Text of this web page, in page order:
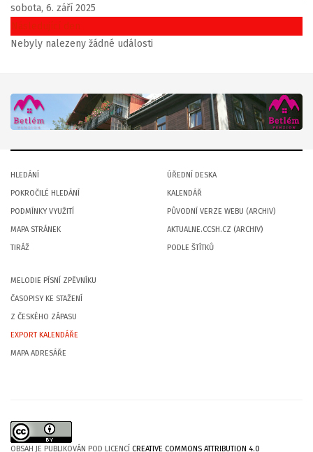
sobota, 6. září 2025
Následující den
Nebyly nalezeny žádné události
HLEDÁNÍ
POKROČILÉ HLEDÁNÍ
PODMÍNKY VYUŽITÍ
MAPA STRÁNEK
TIRÁŽ
ÚŘEDNÍ DESKA
KALENDÁŘ
PŮVODNÍ VERZE WEBU (ARCHIV)
AKTUALNE.CCSH.CZ (ARCHIV)
PODLE ŠTÍTKŮ
MELODIE PÍSNÍ ZPĚVNÍKU
ČASOPISY KE STAŽENÍ
Z ČESKÉHO ZÁPASU
EXPORT KALENDÁŘE
MAPA ADRESÁŘE
OBSAH JE PUBLIKOVÁN POD LICENCÍ CREATIVE COMMONS ATTRIBUTION 4.0